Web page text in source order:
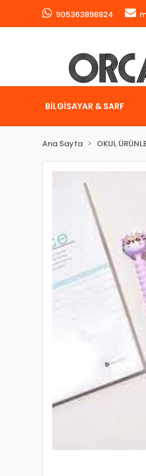
905363898824
BİLGİSAYAR & SARF
Ana Sayfa OKUL